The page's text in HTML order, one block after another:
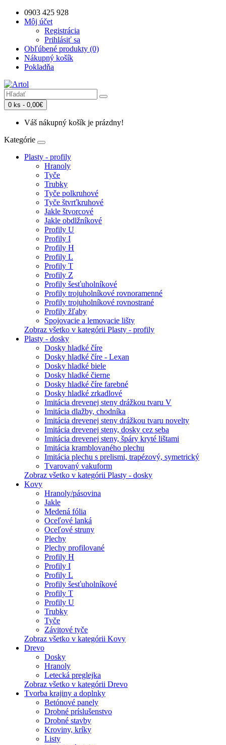
0903 425 928
Môj účet
Registrácia
Prihlásiť sa
Obľúbené produkty (0)
Nákupný košík
Pokladňa
0 ks - 0,00€
Váš nákupný košík je prázdny!
Kategórie
Plasty - profily
Hranoly
Tyče
Trubky
Tyče polkruhové
Tyče štvrťkruhové
Jakle štvorcové
Jakle obdlžníkové
Profily U
Profily I
Profily H
Profily L
Profily T
Profily Z
Profily šesťuholníkové
Profily trojuholníkové rovnoramenné
Profily trojuholníkové rovnostrané
Profily žľaby
Spojovacie a lemovacie lišty
Zobraz všetko v kategórii Plasty - profily
Plasty - dosky
Dosky hladké číre
Dosky hladké číre - Lexan
Dosky hladké biele
Dosky hladké čierne
Dosky hladké číre farebné
Dosky hladké zrkadlové
Imitácia drevenej steny drážkou tvaru V
Imitácia dlažby, chodníka
Imitácia drevenej steny drážkou tvaru novelty
Imitácia drevenej steny, dosky cez seba
Imitácia drevenej steny, špáry kryté lištami
Imitácia kramblovaného plechu
Imitácia plechu s prelismi, trapézový, symetrický
Tvarovaný vakuform
Zobraz všetko v kategórii Plasty - dosky
Kovy
Hranoly/pásovina
Jakle
Medená fólia
Oceľové lanká
Oceľové struny
Plechy
Plechy profilované
Profily H
Profily I
Profily L
Profily šesťuholníkové
Profily T
Profily U
Trubky
Tyče
Závitové tyče
Zobraz všetko v kategórii Kovy
Drevo
Dosky
Hranoly
Letecká preglejka
Zobraz všetko v kategórii Drevo
Tvorba krajiny a doplnky
Betónové panely
Drobné príslušenstvo
Drobné stavby
Kroviny, kríky
Listy